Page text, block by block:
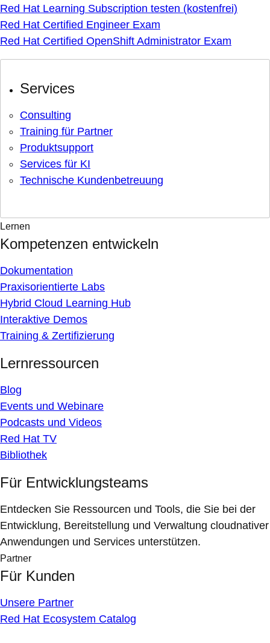
Red Hat Learning Subscription testen (kostenfrei)
Red Hat Certified Engineer Exam
Red Hat Certified OpenShift Administrator Exam
Services
Consulting
Training für Partner
Produktsupport
Services für KI
Technische Kundenbetreuung
Lernen
Kompetenzen entwickeln
Dokumentation
Praxisorientierte Labs
Hybrid Cloud Learning Hub
Interaktive Demos
Training & Zertifizierung
Lernressourcen
Blog
Events und Webinare
Podcasts und Videos
Red Hat TV
Bibliothek
Für Entwicklungsteams
Entdecken Sie Ressourcen und Tools, die Sie bei der
Entwicklung, Bereitstellung und Verwaltung cloudnativer
Anwendungen und Services unterstützen.
Partner
Für Kunden
Unsere Partner
Red Hat Ecosystem Catalog